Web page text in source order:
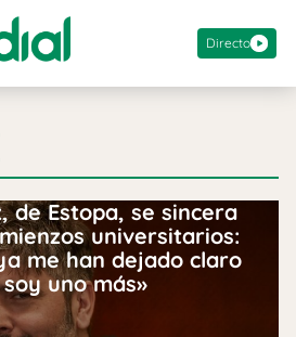
Directo
de Estopa, se sincera
universitarios:
me han dejado claro
uno más»